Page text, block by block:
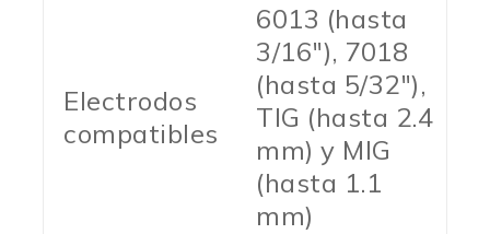
Electrodos
compatibles
6013 (hasta
3/16″), 7018
(hasta 5/32″),
TIG (hasta 2.4
mm) y MIG
(hasta 1.1
mm)